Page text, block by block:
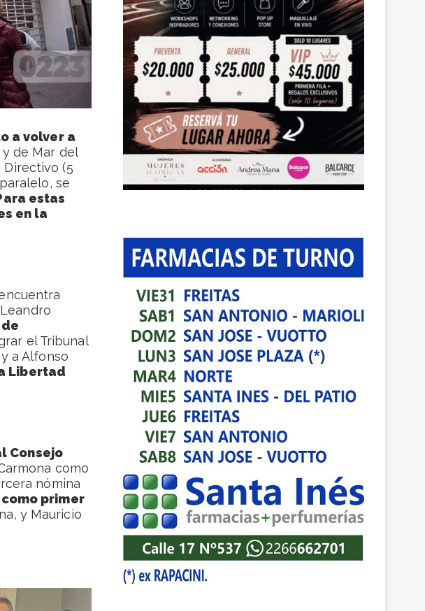
a volver a
de Mar del
(5
se
estas
en la
el Tribunal
a Alfonso
Libertad
Consejo
como
nómina
primer
y Mauricio